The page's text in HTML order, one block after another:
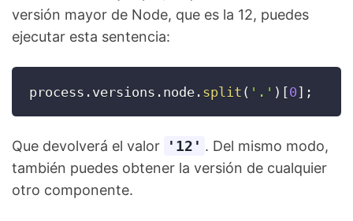
versión mayor de Node, que es la 12, puedes
ejecutar esta sentencia:
process . versions . node . split ( '.' ) [0] ;
Que devolverá el valor '12' . Del mismo modo,
también puedes obtener la versión de cualquier
otro componente.